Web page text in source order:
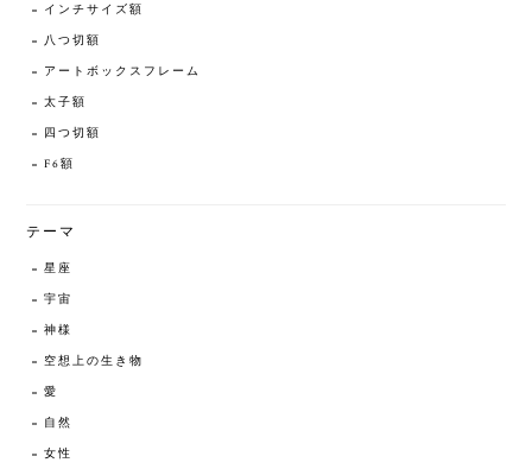
インチサイズ額
八つ切額
アートボックスフレーム
太子額
四つ切額
F6額
テーマ
星座
宇宙
神様
空想上の生き物
愛
自然
女性